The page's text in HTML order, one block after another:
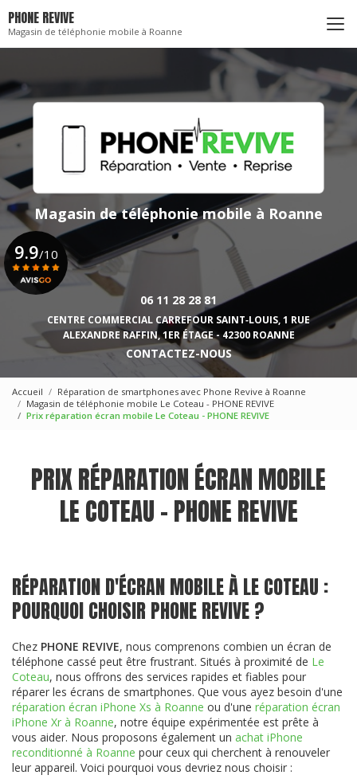
au
contenu
principal
PHONE REVIVE
Magasin de téléphonie mobile à Roanne
Magasin de téléphonie mobile à Roanne
06 11 28 28 81
CENTRE COMMERCIAL CARREFOUR SAINT‑LOUIS, 1 RUE
ALEXANDRE RAFFIN, 1ER ÉTAGE - 42300 ROANNE
CONTACTEZ-NOUS
9.9/10
Accueil
Réparation de smartphones avec Phone Revive à Roanne
Magasin de téléphonie mobile Le Coteau - PHONE REVIVE
Prix réparation écran mobile Le Coteau - PHONE REVIVE
PRIX RÉPARATION ÉCRAN MOBILE
LE COTEAU - PHONE REVIVE
RÉPARATION D'ÉCRAN MOBILE À LE COTEAU :
POURQUOI CHOISIR PHONE REVIVE ?
Chez PHONE REVIVE, nous comprenons combien un écran de
téléphone cassé peut être frustrant. Situés à proximité de Le
Coteau, nous offrons des services rapides et fiables pour
réparer les écrans de smartphones. Que vous ayez besoin d'une
réparation écran iPhone Xs à Roanne ou d'une réparation écran
iPhone Xr à Roanne, notre équipe expérimentée est prête à
vous aider. Nous proposons également un achat iPhone
reconditionné à Roanne pour ceux qui cherchent à renouveler
leur appareil. Voici pourquoi vous devriez nous choisir :